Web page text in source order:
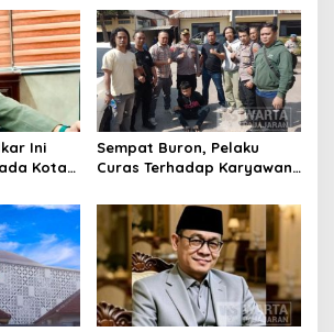
Kasus Narkoba
Ini
Kota
Sempat Buron, Pelaku
Curas Terhadap Karyawan
Ditangkap Polisi